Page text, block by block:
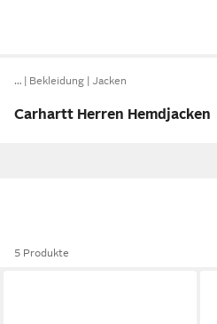
… Bekleidung Jacken
Carhartt Herren Hemdjacken
5 Produkte